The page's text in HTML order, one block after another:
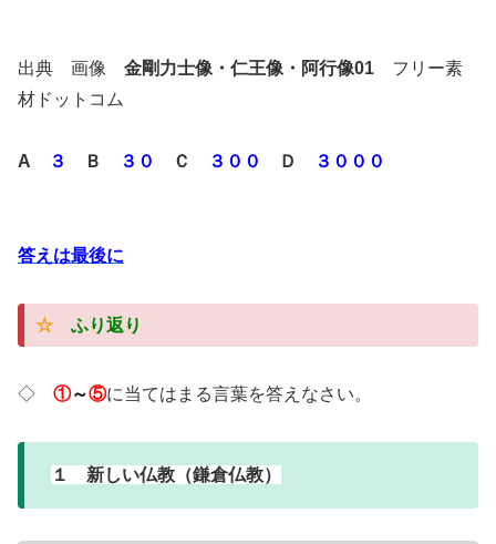
出典 画像 金剛力士像・仁王像・阿行像01 フリー素
材ドットコム
A ３ Ｂ ３０ Ｃ ３００ Ｄ ３０００
答えは最後に
☆ ふり返り
◇ ①～⑤に当てはまる言葉を答えなさい。
１ 新しい仏教（鎌倉仏教）